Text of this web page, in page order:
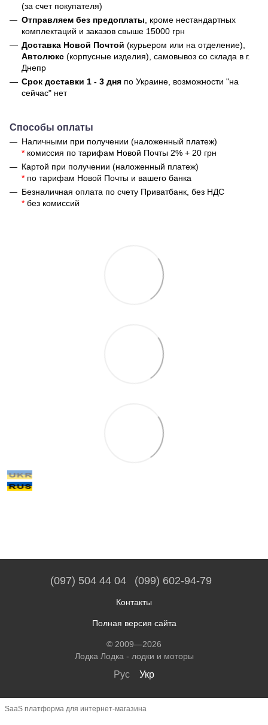
(за счет покупателя)
Отправляем без предоплаты , кроме нестандартных
комплектаций и заказов свыше 15000 грн
Доставка Новой Почтой (курьером или на отделение),
Автолюкс (корпусные изделия), самовывоз со склада в г.
Днепр
Срок доставки 1 - 3 дня по Украине, возможности "на
сейчас" нет
Способы оплаты
Наличными при получении (наложенный платеж)
* комиссия по тарифам Новой Почты 2% + 20 грн
Картой при получении (наложенный платеж)
* по тарифам Новой Почты и вашего банка
Безналичная оплата по счету Приватбанк, без НДС
* без комиссий
(097) 504 44 04 (099) 602-94-79
Контакты
Полная версия сайта
© 2009—2026
Лодка Лодка - лодки и моторы
Рус Укр
SaaS платформа для интернет-магазина